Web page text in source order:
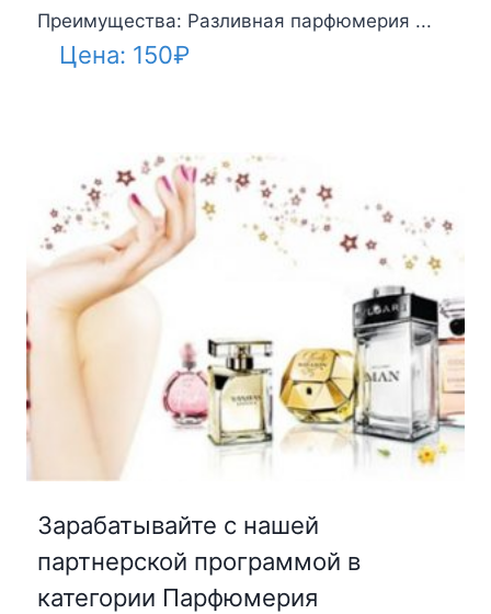
Преимущества: Разливная парфюмерия ...
Цена: 150₽
Зарабатывайте с нашей
партнерской программой в
категории Парфюмерия